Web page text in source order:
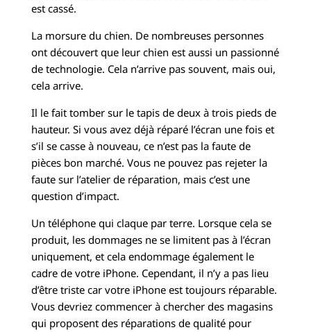
est cassé.
La morsure du chien. De nombreuses personnes
ont découvert que leur chien est aussi un passionné
de technologie. Cela n’arrive pas souvent, mais oui,
cela arrive.
Il le fait tomber sur le tapis de deux à trois pieds de
hauteur. Si vous avez déjà réparé l’écran une fois et
s’il se casse à nouveau, ce n’est pas la faute de
pièces bon marché. Vous ne pouvez pas rejeter la
faute sur l’atelier de réparation, mais c’est une
question d’impact.
Un téléphone qui claque par terre. Lorsque cela se
produit, les dommages ne se limitent pas à l’écran
uniquement, et cela endommage également le
cadre de votre iPhone. Cependant, il n’y a pas lieu
d’être triste car votre iPhone est toujours réparable.
Vous devriez commencer à chercher des magasins
qui proposent des réparations de qualité pour